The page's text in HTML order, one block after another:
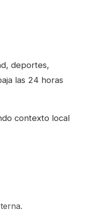
deportes,
las 24 horas
contexto local